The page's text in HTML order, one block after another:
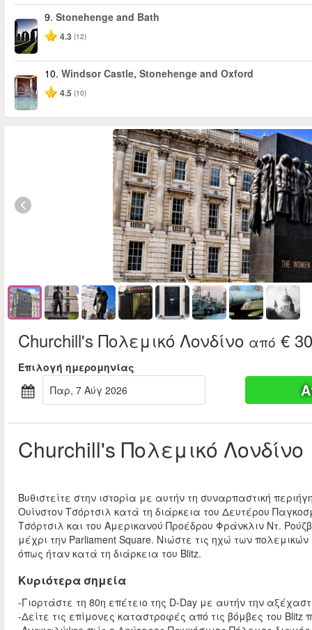
9. Stonehenge and Bath
4.3 (12)
10. Windsor Castle, Stonehenge and Oxford
4.5 (10)
Churchill's Πολεμικό Λονδίνο από €
Επιλογή ημερομηνίας
Παρ, 7 Αύγ 2026
Churchill's Πολεμικό Λονδίνο
Βυθιστείτε στην ιστορία με αυτήν τη συναρπαστική
Ουίνστον Τσόρτσιλ κατά τη διάρκεια του Δευτέρου
Τσόρτσιλ και του Αμερικανού Προέδρου Φράνκλιν Ντ.
μέχρι την Parliament Square. Νιώστε τις ηχώ των
όπως ήταν κατά τη διάρκεια του Blitz.
Κυριότερα σημεία
-Γιορτάστε τη 80η επέτειο της D-Day με αυτήν την
-Δείτε τις επίμονες καταστροφές από τις βόμβες του